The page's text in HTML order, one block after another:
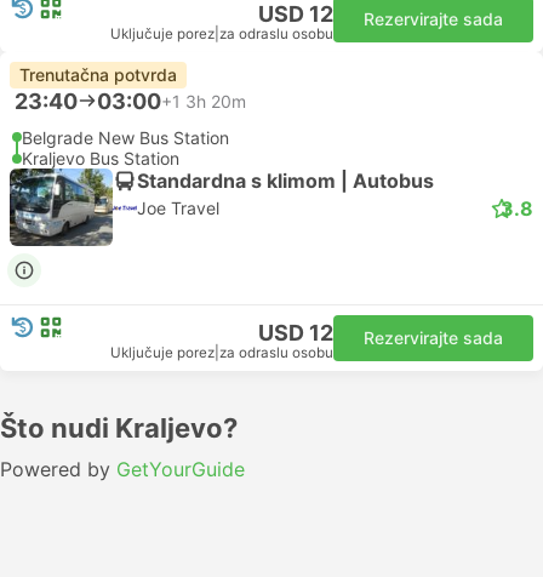
USD 12
Uključuje porez za odraslu osobu
Rezervirajte sada
Trenutačna potvrda
23:40 03:00+1 3h 20m
Belgrade New Bus Station
Kraljevo Bus Station
Standardna s klimom | Autobus
Joe Travel 3.8
USD 12
Uključuje porez za odraslu osobu
Rezervirajte sada
Što nudi Kraljevo?
Powered by GetYourGuide